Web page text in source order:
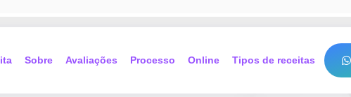
Sobre Avaliações Processo Online Tipos de receitas